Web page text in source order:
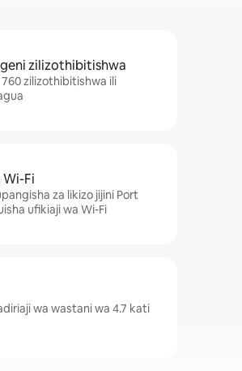
zilizothibitishwa
zilizothibitishwa ili
Fi
za likizo jijini Port
ufikiaji wa Wi-Fi
wa wastani wa 4.7 kati